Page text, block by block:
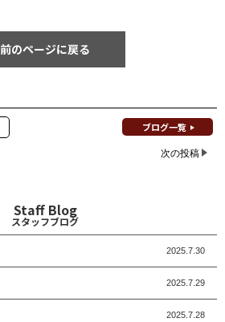
前のページに戻る
ブログ一覧
次の投稿
Staff Blog
スタッフブログ
2025.7.30
2025.7.29
2025.7.28